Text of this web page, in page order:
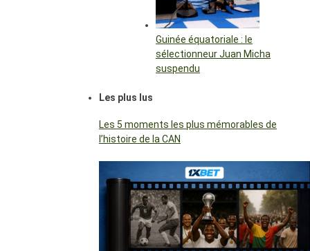
Guinée équatoriale : le
sélectionneur Juan Micha
suspendu
Les plus lus
Les 5 moments les plus mémorables de
l’histoire de la CAN